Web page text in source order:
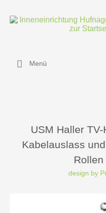
Menü
USM Haller
Kabelauslass
design by